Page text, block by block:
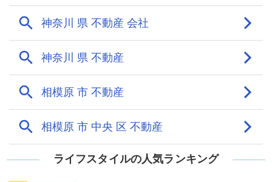
ライフスタイルの人気ランキング